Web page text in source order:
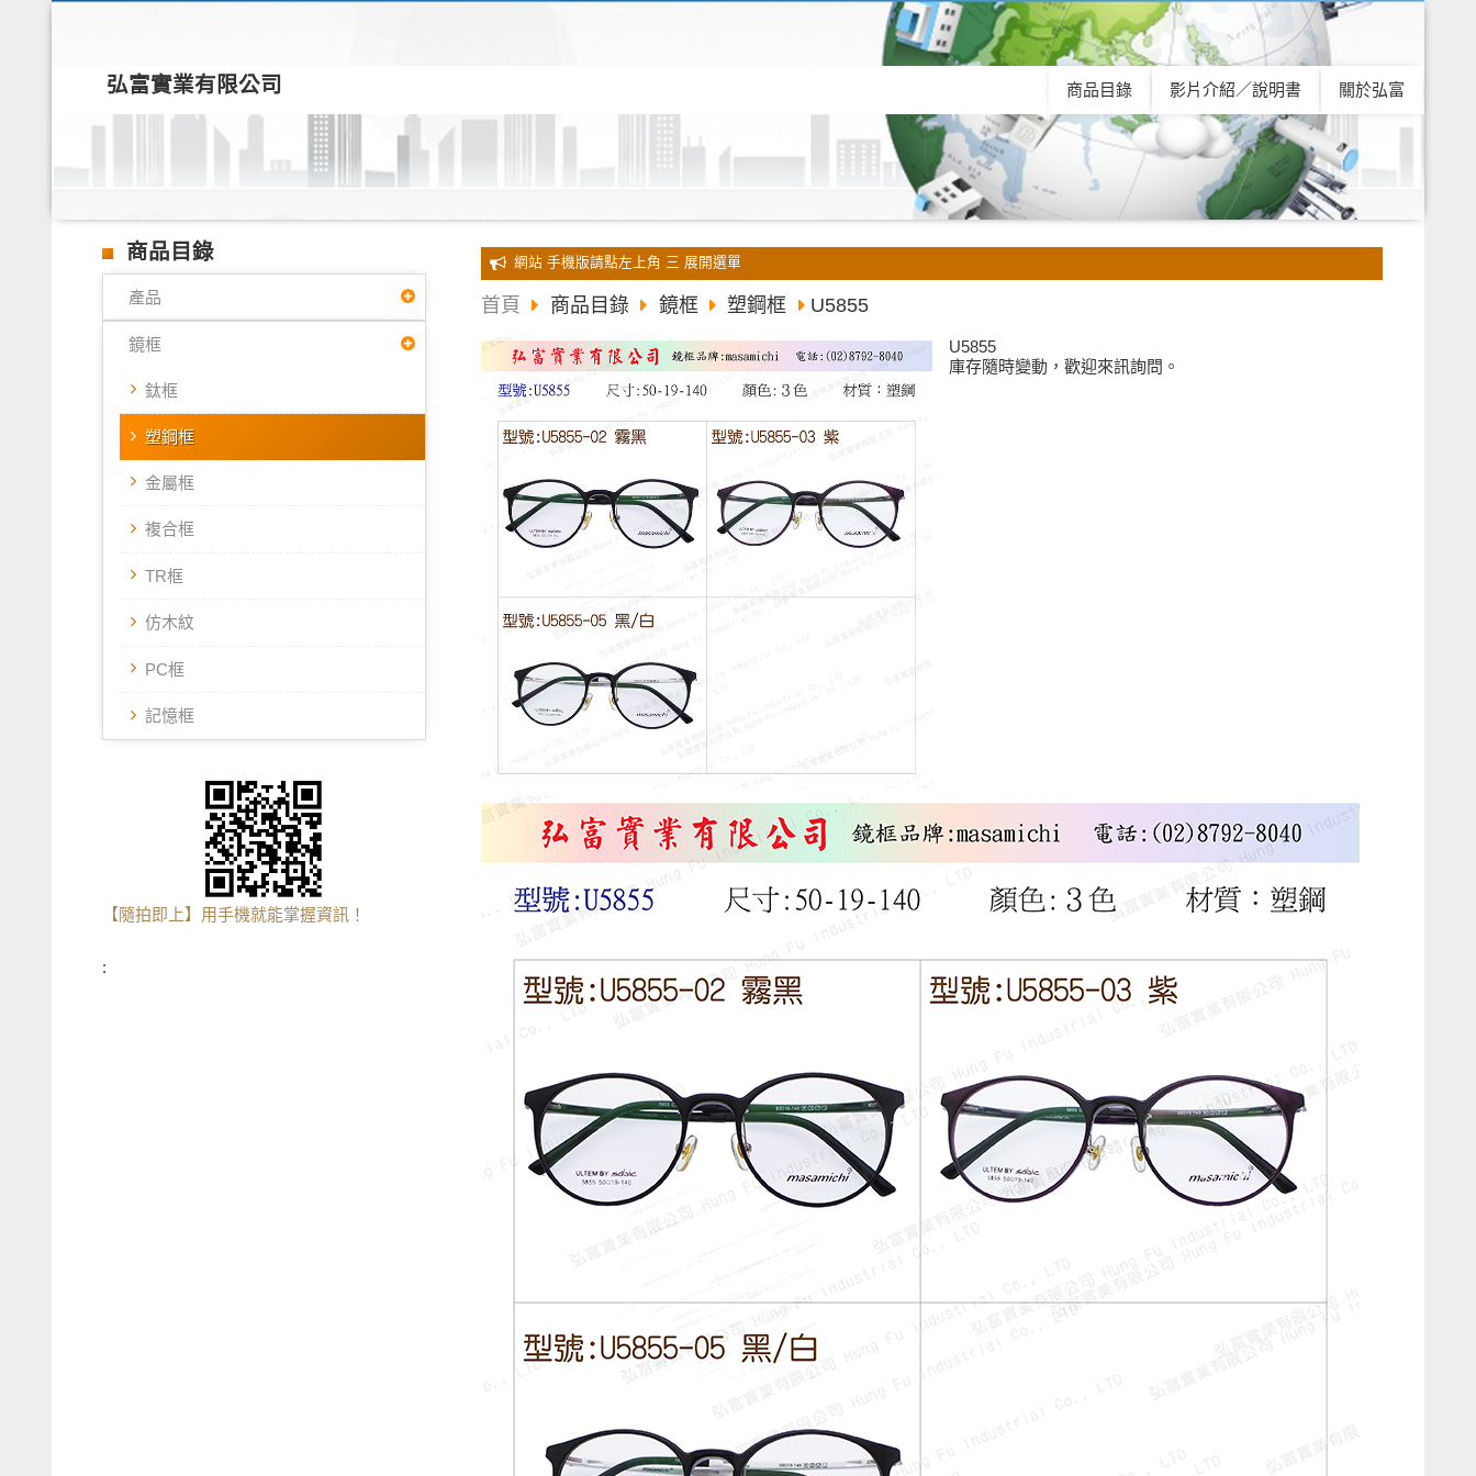
弘富實業有限公司 商品目錄 影片介紹／說明書 關於弘富
商品目錄
產品
鏡框
鈦框
塑鋼框
金屬框
複合框
TR框
仿木紋
PC框
記憶框
【隨拍即上】用手機就能掌握資訊！
:
全新 網站 手機版請點左上角 三 展開選單
首頁 商品目錄 鏡框 塑鋼框 U5855
U5855
庫存隨時變動，歡迎來訊詢問。